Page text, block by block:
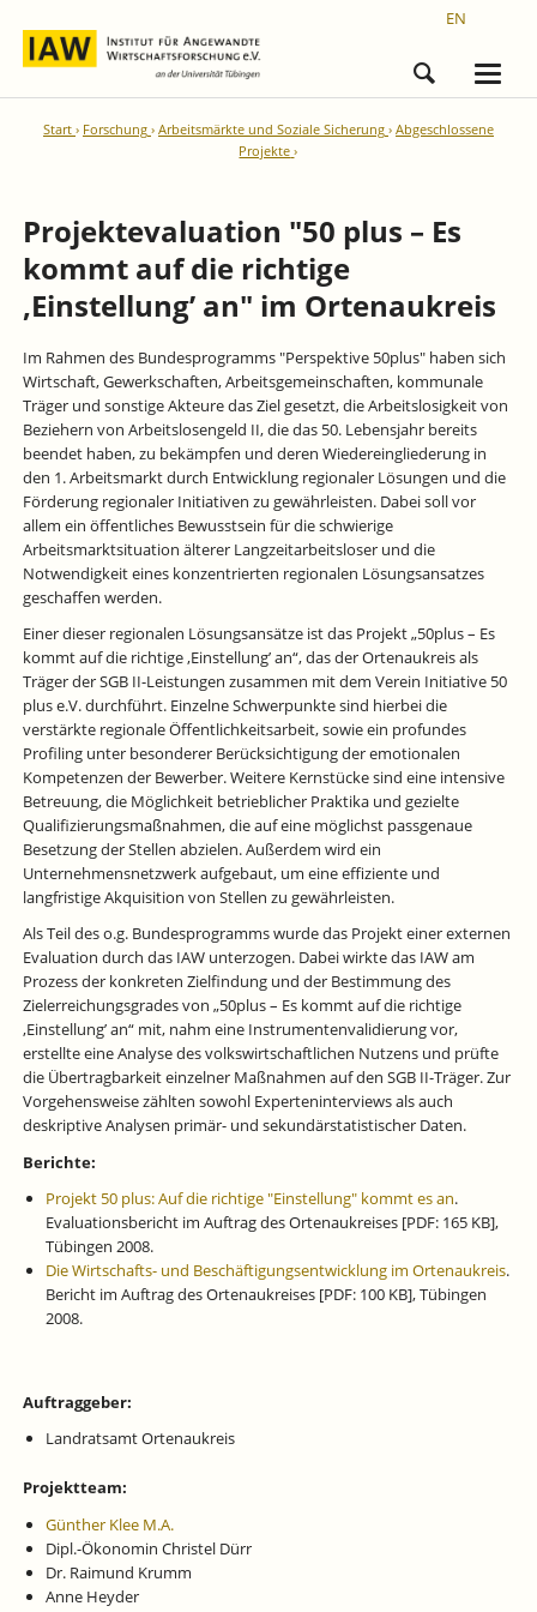
EN
Start Forschung Arbeitsmärkte und Soziale Sicherung
Abgeschlossene
Projekte
Projektevaluation "50 plus – Es
kommt auf die richtige
‚Einstellung’ an" im Ortenaukreis
Im Rahmen des Bundesprogramms "Perspektive 50plus" haben sich
Wirtschaft, Gewerkschaften, Arbeitsgemeinschaften, kommunale
Träger und sonstige Akteure das Ziel gesetzt, die Arbeitslosigkeit von
Beziehern von Arbeitslosengeld II, die das 50. Lebensjahr bereits
beendet haben, zu bekämpfen und deren Wiedereingliederung in
den 1. Arbeitsmarkt durch Entwicklung regionaler Lösungen und die
Förderung regionaler Initiativen zu gewährleisten. Dabei soll vor
allem ein öffentliches Bewusstsein für die schwierige
Arbeitsmarktsituation älterer Langzeitarbeitsloser und die
Notwendigkeit eines konzentrierten regionalen Lösungsansatzes
geschaffen werden.
Einer dieser regionalen Lösungsansätze ist das Projekt „50plus – Es
kommt auf die richtige ‚Einstellung’ an“, das der Ortenaukreis als
Träger der SGB II-Leistungen zusammen mit dem Verein Initiative 50
plus e.V. durchführt. Einzelne Schwerpunkte sind hierbei die
verstärkte regionale Öffentlichkeitsarbeit, sowie ein profundes
Profiling unter besonderer Berücksichtigung der emotionalen
Kompetenzen der Bewerber. Weitere Kernstücke sind eine intensive
Betreuung, die Möglichkeit betrieblicher Praktika und gezielte
Qualifizierungsmaßnahmen, die auf eine möglichst passgenaue
Besetzung der Stellen abzielen. Außerdem wird ein
Unternehmensnetzwerk aufgebaut, um eine effiziente und
langfristige Akquisition von Stellen zu gewährleisten.
Als Teil des o.g. Bundesprogramms wurde das Projekt einer externen
Evaluation durch das IAW unterzogen. Dabei wirkte das IAW am
Prozess der konkreten Zielfindung und der Bestimmung des
Zielerreichungsgrades von „50plus – Es kommt auf die richtige
‚Einstellung’ an“ mit, nahm eine Instrumentenvalidierung vor,
erstellte eine Analyse des volkswirtschaftlichen Nutzens und prüfte
die Übertragbarkeit einzelner Maßnahmen auf den SGB II-Träger. Zur
Vorgehensweise zählten sowohl Experteninterviews als auch
deskriptive Analysen primär- und sekundärstatistischer Daten.
Berichte:
Projekt 50 plus: Auf die richtige "Einstellung" kommt es an.
Evaluationsbericht im Auftrag des Ortenaukreises [PDF: 165 KB],
Tübingen 2008.
Die Wirtschafts- und Beschäftigungsentwicklung im Ortenaukreis.
Bericht im Auftrag des Ortenaukreises [PDF: 100 KB], Tübingen
2008.
Auftraggeber:
Landratsamt Ortenaukreis
Projektteam:
Günther Klee M.A.
Dipl.-Ökonomin Christel Dürr
Dr. Raimund Krumm
Anne Heyder